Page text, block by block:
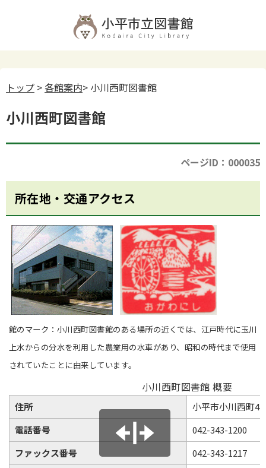
トップ >各館案内> 小川西町図書館
小川西町図書館
ページID：000035
所在地・交通アクセス
館のマーク：小川西町図書館のある場所の近くでは、江戸時代に玉川
上水からの分水を利用した農業用の水車があり、昭和の時代まで使用
されていたことに由来しています。
小川西町図書館 概要
住所
小平市小川西町4-
電話番号
042-343-1200
ファックス番号
042-343-1217